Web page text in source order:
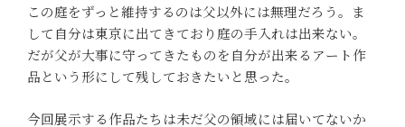
この庭をずっと維持するのは父以外には無理だろう。ま
して自分は東京に出てきており庭の手入れは出来ない。
だが父が大事に守ってきたものを自分が出来るアート作
品という形にして残しておきたいと思った。
今回展示する作品たちは未だ父の領域には届いてないか